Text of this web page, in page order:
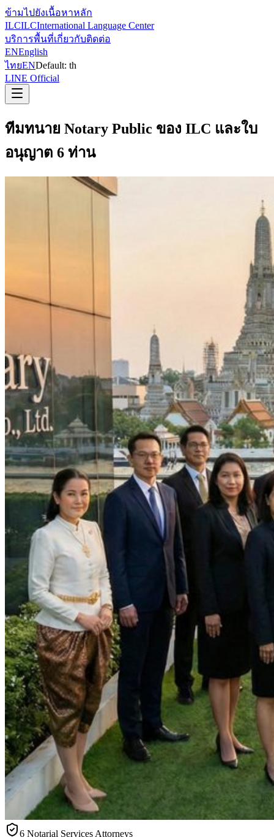
ข้ามไปยังเนื้อหาหลัก
ILCILCInternational Language Center
บริการพื้นที่เกี่ยวกับติดต่อ
ENEnglish
ไทยENDefault: th
LINE Official
ทีมทนาย Notary Public ของ ILC และใบ
อนุญาต 6 ท่าน
6 Notarial Services Attorneys